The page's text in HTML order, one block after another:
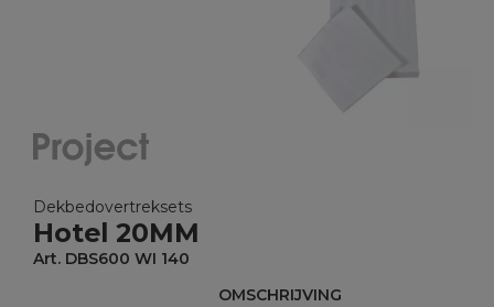
Dekbedovertreksets
Hotel 20MM
Art. DBS600 WI 140
OMSCHRIJVING